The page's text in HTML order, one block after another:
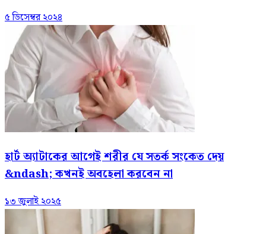
৫ ডিসেম্বর ২০২৪
হার্ট অ্যাটাকের আগেই শরীর যে সতর্ক সংকেত দেয়
&ndash; কখনই অবহেলা করবেন না
১৩ জুলাই ২০২৫